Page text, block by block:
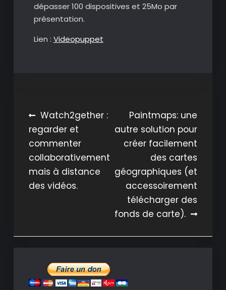
dépasser 100 dispositives et 25Mo par
présentation.
Lien : Videopuppet
Navigation
de
l’article
Watch2gether :
regarder et
commenter
collaborativement
mais à distance
des vidéos.
Paintmaps: une
autre solution pour
créer facilement
des cartes
géographiques (et
accessoirement
télécharger des
fonds de carte).